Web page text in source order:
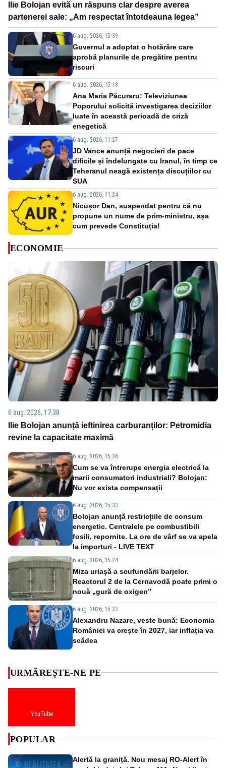
Ilie Bolojan evită un răspuns clar despre averea
partenerei sale: „Am respectat întotdeauna legea”
6 aug. 2026, 15:39
Guvernul a adoptat o hotărâre care
aprobă planurile de pregătire pentru
riscuri
6 aug. 2026, 15:18
Ana Maria Păcuraru: Televiziunea
Poporului solicită investigarea deciziilor
luate în această perioadă de criză
enegetică
6 aug. 2026, 11:27
JD Vance anunță negocieri de pace
dificile și îndelungate cu Iranul, în timp ce
Teheranul neagă existența discuțiilor cu
SUA
6 aug. 2026, 11:24
Nicușor Dan, suspendat pentru că nu
propune un nume de prim-ministru, așa
cum prevede Constituția!
ECONOMIE
6 aug. 2026, 17:38
Ilie Bolojan anunță ieftinirea carburanților: Petromidia
revine la capacitate maximă
6 aug. 2026, 15:36
Cum se va întrerupe energia electrică la
marii consumatori industriali? Bolojan:
Nu vor exista compensații
6 aug. 2026, 15:33
Bolojan anunță restricțiile de consum
energetic. Centralele pe combustibili
fosili, repornite. La ore de vârf se va apela
la importuri - LIVE TEXT
6 aug. 2026, 15:24
Miza uriașă a scufundării barjelor.
Reactorul 2 de la Cernavodă poate primi o
nouă „gură de oxigen”
6 aug. 2026, 15:23
Alexandru Nazare, veste bună: Economia
României va crește în 2027, iar inflația va
scădea
URMĂREȘTE-NE PE
YouTube
POPULAR
Alertă la graniță. Nou mesaj RO-Alert în